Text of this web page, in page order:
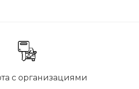
с организациями